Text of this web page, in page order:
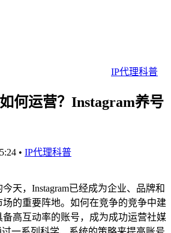
IP代理科普
何运营？Instagram养号
• IP代理科普
天，Instagram已经成为企业、品牌和
的重要阵地。如何在竞争的竞争中建
高互动率的账号，成为成功运营社媒